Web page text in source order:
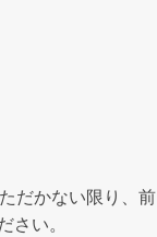
だかない限り、前
さい。